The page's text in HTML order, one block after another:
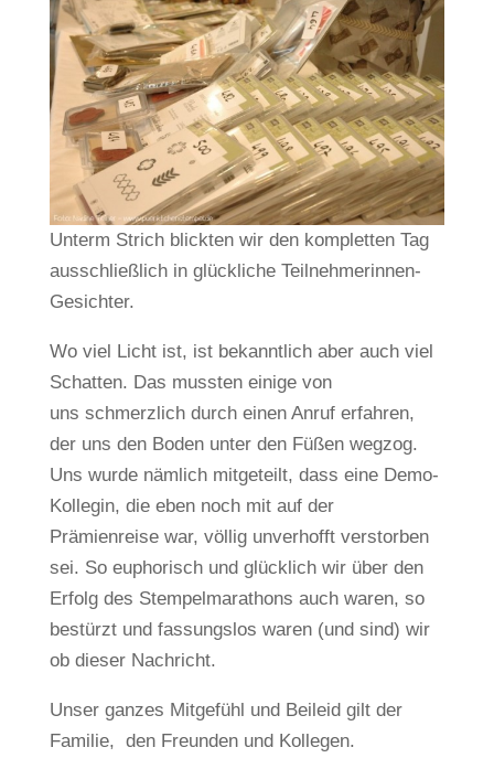
Unterm Strich blickten wir den kompletten Tag
ausschließlich in glückliche Teilnehmerinnen-
Gesichter.
Wo viel Licht ist, ist bekanntlich aber auch viel
Schatten. Das mussten einige von
uns schmerzlich durch einen Anruf erfahren,
der uns den Boden unter den Füßen wegzog.
Uns wurde nämlich mitgeteilt, dass eine Demo-
Kollegin, die eben noch mit auf der
Prämienreise war, völlig unverhofft verstorben
sei. So euphorisch und glücklich wir über den
Erfolg des Stempelmarathons auch waren, so
bestürzt und fassungslos waren (und sind) wir
ob dieser Nachricht.
Unser ganzes Mitgefühl und Beileid gilt der
Familie, den Freunden und Kollegen.